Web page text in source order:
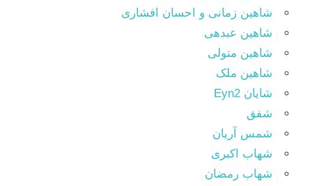
شاهین زمانی و احسان افشاری
شاهین عبدهی
شاهین متولی
شاهین ملک
شایان Eyn2
شفق
شمس آریان
شهاب اکبری
شهاب رمضان